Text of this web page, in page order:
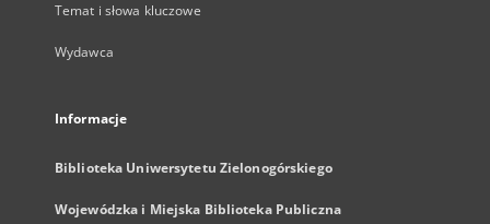
Temat i słowa kluczowe
Wydawca
Informacje
Biblioteka Uniwersytetu Zielonogórskiego
Wojewódzka i Miejska Biblioteka Publiczna